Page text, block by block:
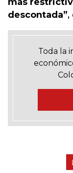
descontada”,
Toda la